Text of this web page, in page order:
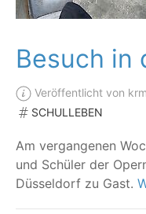
Besuch in
Veröffentlicht von
SCHULLEBEN
Am ver­gan­ge­nen
und Schü­ler der
Düs­sel­dorf zu Gast.